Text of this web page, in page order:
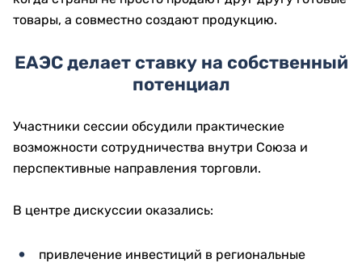
товары, а совместно создают продукцию.
ЕАЭС делает ставку на собственный
потенциал
Участники сессии обсудили практические
возможности сотрудничества внутри Союза и
перспективные направления торговли.
В центре дискуссии оказались:
привлечение инвестиций в региональные